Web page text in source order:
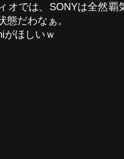
オでは、SONYは全然覇
態だわなぁ。
がほしいｗ